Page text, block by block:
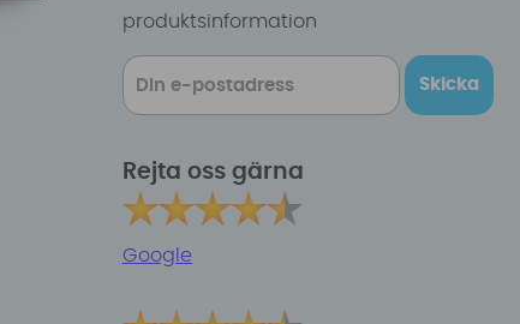
produktsinformation
Skicka
Rejta oss gärna
Google